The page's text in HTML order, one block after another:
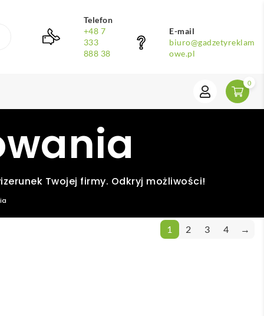
Telefon
+48 7
333
888 38
E-mail
biuro@gadzetyreklam
owe.pl
0
Twojej firmy. Odkryj możliwości!
1 2 3 4 →